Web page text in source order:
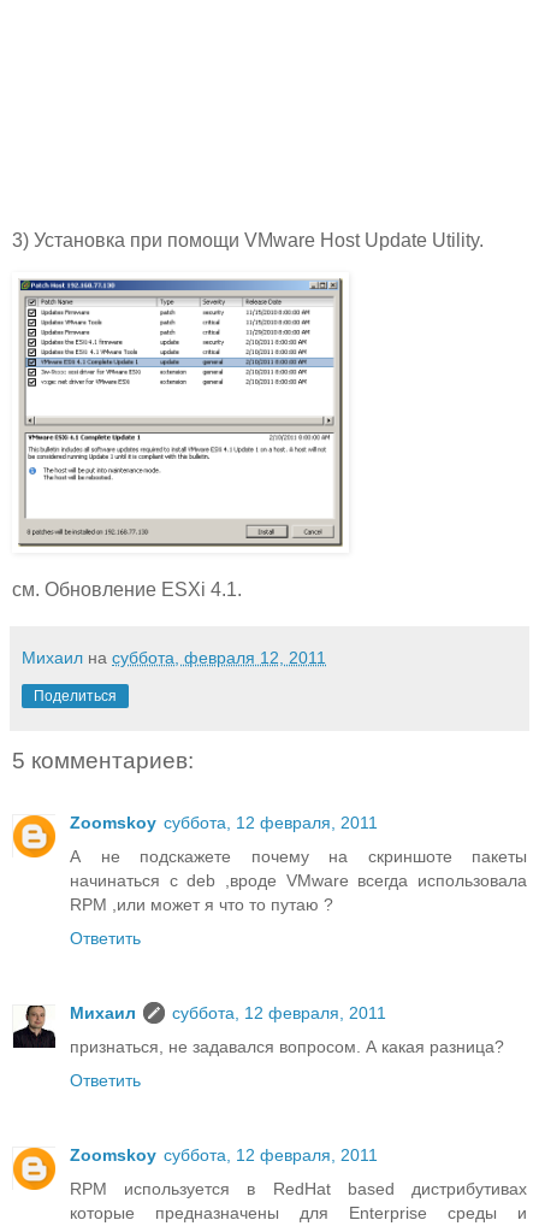
3) Установка при помощи VMware Host Update Utility.
см. Обновление ESXi 4.1.
Михаил на суббота, февраля 12, 2011
Поделиться
5 комментариев:
Zoomskoy суббота, 12 февраля, 2011
А не подскажете почему на скриншоте пакеты
начинаться с deb ,вроде VMware всегда использовала
RPM ,или может я что то путаю ?
Ответить
Михаил
суббота, 12 февраля, 2011
признаться, не задавался вопросом. А какая разница?
Ответить
Zoomskoy суббота, 12 февраля, 2011
RPM используется в RedHat based дистрибутивах
которые предназначены для Enterprise среды и